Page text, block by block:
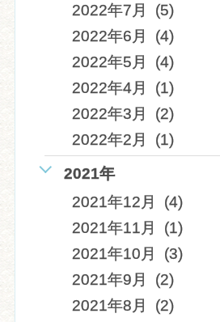
2022年7月 (5)
2022年6月 (4)
2022年5月 (4)
2022年4月 (1)
2022年3月 (2)
2022年2月 (1)
2021年
2021年12月 (4)
2021年11月 (1)
2021年10月 (3)
2021年9月 (2)
2021年8月 (2)